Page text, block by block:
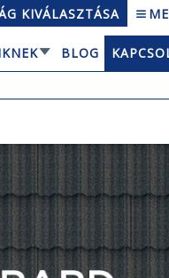
KIVÁLASZTÁSA
BLOG